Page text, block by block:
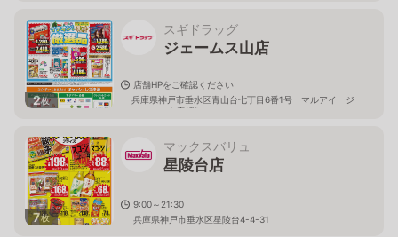
2枚
スギドラッグ
ジェームス山店
店舗HPをご確認ください
兵庫県神戸市垂水区青山台七丁目6番1号 マルアイ ジ
ェームス山店1階
7枚
マックスバリュ
星陵台店
9:00～21:30
兵庫県神戸市垂水区星陵台4-4-31